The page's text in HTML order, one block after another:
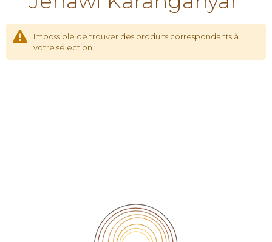
Impossible de trouver des produits correspondants à
votre sélection.